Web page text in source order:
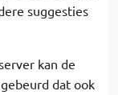
suggesties
kan de
dat ook